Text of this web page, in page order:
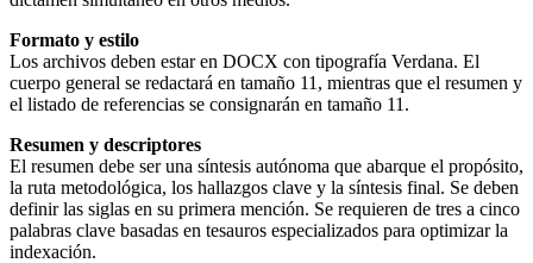
Formato y estilo
Los archivos deben estar en DOCX con tipografía Verdana. El
cuerpo general se redactará en tamaño 11, mientras que el resumen y
el listado de referencias se consignarán en tamaño 11.
Resumen y descriptores
El resumen debe ser una síntesis autónoma que abarque el propósito,
la ruta metodológica, los hallazgos clave y la síntesis final. Se deben
definir las siglas en su primera mención. Se requieren de tres a cinco
palabras clave basadas en tesauros especializados para optimizar la
indexación.